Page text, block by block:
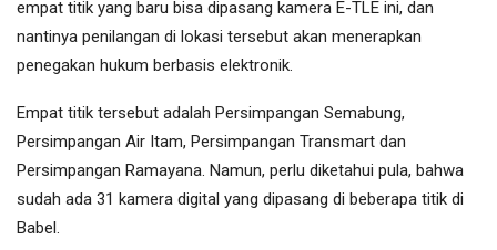
empat titik yang baru bisa dipasang kamera E-TLE ini, dan
nantinya penilangan di lokasi tersebut akan menerapkan
penegakan hukum berbasis elektronik.
Empat titik tersebut adalah Persimpangan Semabung,
Persimpangan Air Itam, Persimpangan Transmart dan
Persimpangan Ramayana. Namun, perlu diketahui pula, bahwa
sudah ada 31 kamera digital yang dipasang di beberapa titik di
Babel.